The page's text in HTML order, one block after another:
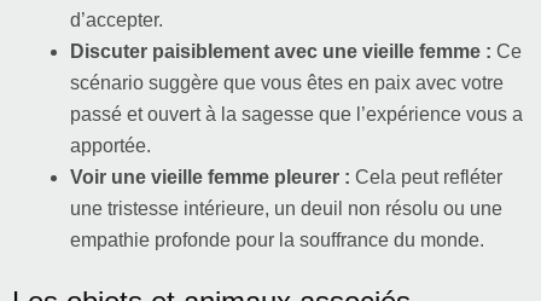
d’accepter.
Discuter paisiblement avec une vieille femme : Ce
scénario suggère que vous êtes en paix avec votre
passé et ouvert à la sagesse que l’expérience vous a
apportée.
Voir une vieille femme pleurer : Cela peut refléter
une tristesse intérieure, un deuil non résolu ou une
empathie profonde pour la souffrance du monde.